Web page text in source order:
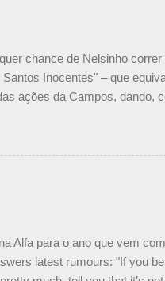
chance de Nelsinho
Inocentes" – que
ações da Campos, dando,
não será o
admitiu Audetto. “Mas
dizendo ainda que
Alfa para o ano que vem
latest rumours: "If you